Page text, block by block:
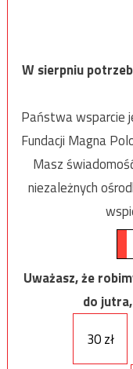
W sierpniu
Państwa wsparcie
Fundacji Magna
Masz
niezależnych
Uważasz, że
do
30 zł